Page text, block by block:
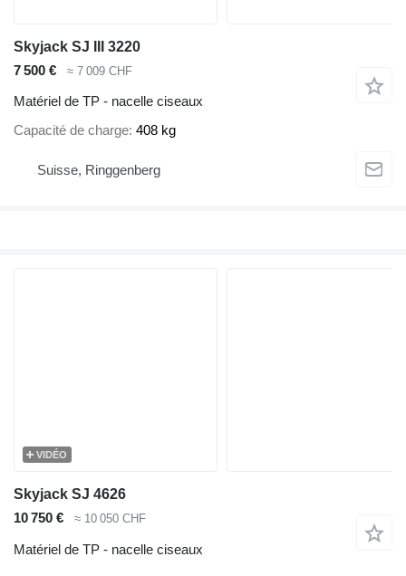
Skyjack SJ III 3220
7 500 €
≈ 7 009 CHF
Matériel de TP - nacelle ciseaux
Capacité de charge 408 kg
Suisse, Ringgenberg
VIDÉO
Skyjack SJ 4626
10 750 €
≈ 10 050 CHF
Matériel de TP - nacelle ciseaux